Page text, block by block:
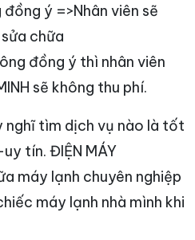
ý =>Nhân viên sẽ
chữa
đồng ý thì nhân viên
sẽ không thu phí.
nghĩ tìm dịch vụ nào là tốt
tín. ĐIỆN MÁY
máy lạnh chuyên nghiệp
máy lạnh nhà mình khi